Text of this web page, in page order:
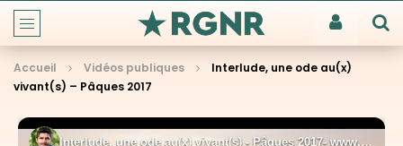
Accueil Vidéos publiques
Interlude, une ode au(x)
vivant(s) – Pâques 2017